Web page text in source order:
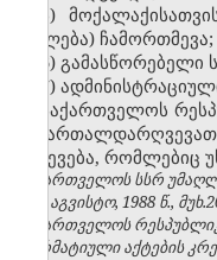
5)
უფლება) ჩამორთმევა;
6) გამასწორებელი
7)
საქართველოს
გაძევება, რომლებიც
საქართველოს სსრ
№8, აგვისტო, 1988 წ.,
საქართველოს
ნორმატიული აქტების